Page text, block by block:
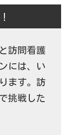
訪問看護
には、い
ます。訪
挑戦した